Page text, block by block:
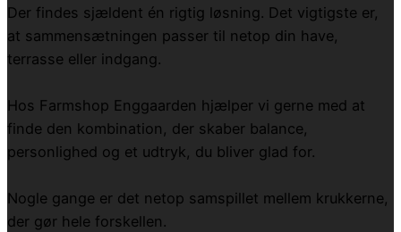
Der findes sjældent én rigtig løsning. Det vigtigste er,
at sammensætningen passer til netop din have,
terrasse eller indgang.
Hos Farmshop Enggaarden hjælper vi gerne med at
finde den kombination, der skaber balance,
personlighed og et udtryk, du bliver glad for.
Nogle gange er det netop samspillet mellem krukkerne,
der gør hele forskellen.